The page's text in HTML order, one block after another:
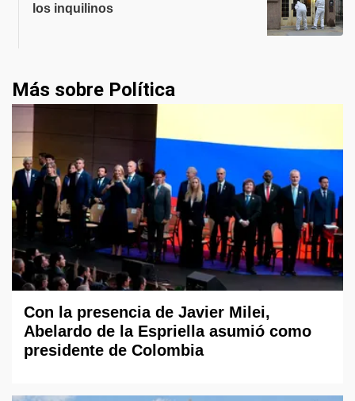
los inquilinos
Más sobre Política
Con la presencia de Javier Milei,
Abelardo de la Espriella asumió como
presidente de Colombia